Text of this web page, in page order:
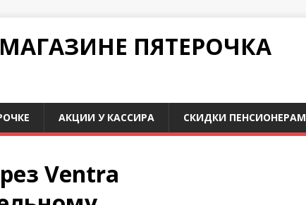
ПЯТЕРОЧКА
АКЦИИ У КАССИРА СКИДКИ ПЕНСИОНЕРАМ
Ventra